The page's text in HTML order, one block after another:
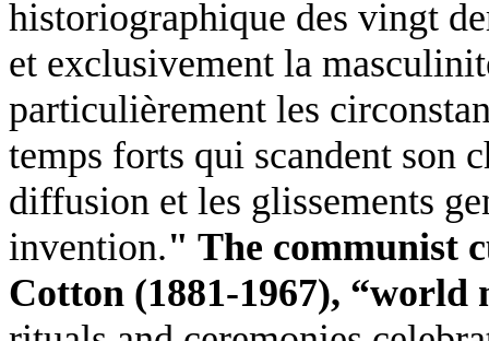
historiographique des vingt
et exclusivement la
particulièrement les
temps forts qui scandent son
diffusion et les glissements
invention." The communist
Cotton (1881-1967), “world